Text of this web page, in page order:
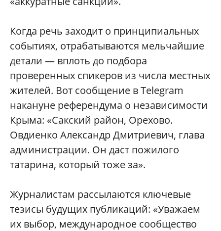
Когда речь заходит о принципиальных
событиях, отрабатываются мельчайшие
детали — вплоть до подбора
проверенных спикеров из числа местных
жителей. Вот сообщение в Telegram
накануне референдума о независимости
Крыма: «Сакский район, Орехово.
Овдиенко Александр Дмитриевич, глава
администрации. Он даст пожилого
татарина, который тоже за».
Журналистам рассылаются ключевые
тезисы будущих публикаций: «Уважаем
их выбор, международное сообщество